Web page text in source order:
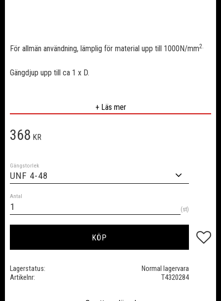
För allmän användning, lämplig för material upp till 1000N/mm2.
Gängdjup upp till ca 1 x D.
industri.
+ Läs mer
368 KR
Gängstorlek
Antal
st
KÖP Lägg
Lagerstatus
Normal lagervara
Artikelnr
T4320284